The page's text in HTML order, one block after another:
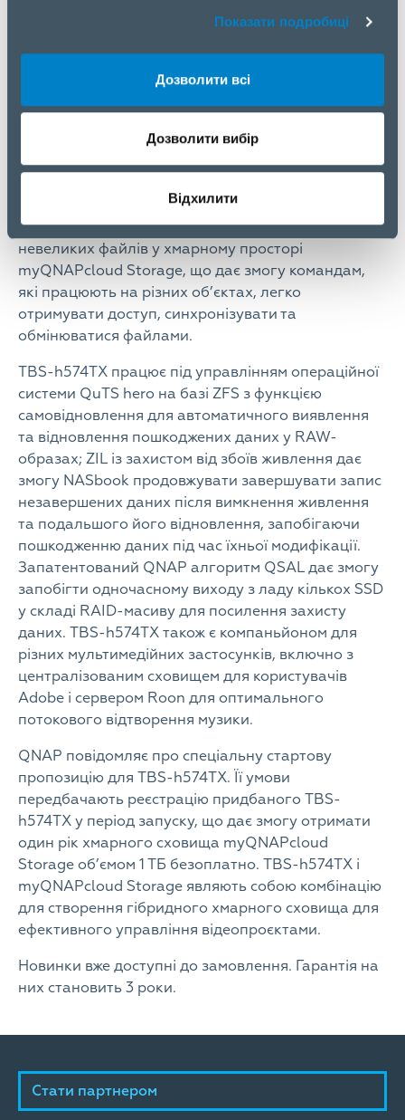
Показати подробиці
Дозволити всі
Дозволити вибір
Відхилити
зовнішнього сховища на NASbook або
під’єднувати DAS/JBOD для архівування
попередніх відеопроєктів. Команди, що
зручно виводити необроблені матеріали з
NASbook на великий екран через вбудований 4K
HDMI для більш зручної перевірки якості. Як
RAW-файлів, TBS-h574TX також дає можливість
створювати резервні копії перекодованих
невеликих файлів у хмарному просторі
myQNAPcloud Storage, що дає змогу командам,
які працюють на різних об’єктах, легко
отримувати доступ, синхронізувати та
обмінюватися файлами.
TBS-h574TX працює під управлінням операційної
системи QuTS hero на базі ZFS з функцією
самовідновлення для автоматичного виявлення
та відновлення пошкоджених даних у RAW-
образах; ZIL із захистом від збоїв живлення дає
змогу NASbook продовжувати завершувати запис
незавершених даних після вимкнення живлення
та подальшого його відновлення, запобігаючи
пошкодженню даних під час їхньої модифікації.
Запатентований QNAP алгоритм QSAL дає змогу
запобігти одночасному виходу з ладу кількох SSD
у складі RAID-масиву для посилення захисту
даних. TBS-h574TX також є компаньйоном для
різних мультимедійних застосунків, включно з
централізованим сховищем для користувачів
Adobe і сервером Roon для оптимального
потокового відтворення музики.
QNAP повідомляє про спеціальну стартову
пропозицію для TBS-h574TX. Її умови
передбачають реєстрацію придбаного TBS-
h574TX у період запуску, що дає змогу отримати
один рік хмарного сховища myQNAPcloud
Storage об’ємом 1 ТБ безоплатно. TBS-h574TX і
myQNAPcloud Storage являють собою комбінацію
для створення гібридного хмарного сховища для
ефективного управління відеопроєктами.
Новинки вже доступні до замовлення. Гарантія на
них становить 3 роки.
Стати партнером